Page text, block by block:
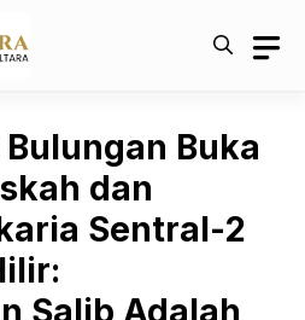
Buka
dan
Sentral-2
Salib Adalah